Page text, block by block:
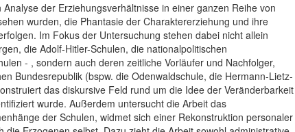
der Erziehungsverhältnisse in einer ganzen Reihe von
wurden, die Phantasie der Charaktererziehung und ihre
Im Fokus der Untersuchung stehen dabei nicht allein
die Adolf-Hitler-Schulen, die nationalpolitischen
- , sondern auch deren zeitliche Vorläufer und Nachfolger,
Bundesrepublik (bspw. die Odenwaldschule, die Hermann-Lietz-
das diskursive Feld rund um die Idee der Veränderbarkeit
wurde. Außerdem untersucht die Arbeit das
der Schulen, widmet sich einer Rekonstruktion personaler